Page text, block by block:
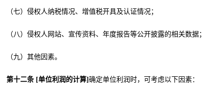
（七）侵权人纳税情况、增值税开具及认证情况；
（八）侵权人网站、宣传资料、年度报告等公开披露的相关数据；
（九）其他因素。
第十二条 [单位利润的计算]确定单位利润时，可考虑以下因素：